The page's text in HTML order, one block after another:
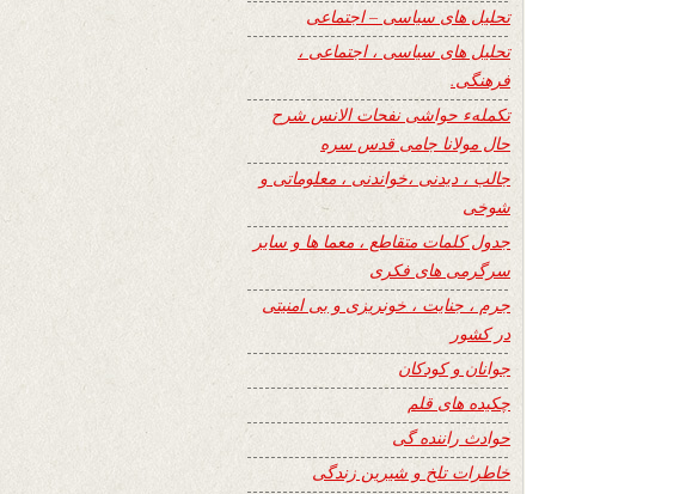
تحلیل های سیاسی – اجتماعی
تحلیل های سیاسی ، اجتماعی ،
فرهنگی.
تکملهء حواشی نفحات الانس شرح
حال مولانا جامی قدس سره
جالب ، دیدنی ،خواندنی ، معلوماتی و
شوخی
جدول کلمات متقاطع ، معما ها و سایر
سرگرمی های فکری
جرم ، جنایت ، خونریزی و بی امنیتی
در کشور
جوانان و کودکان
چکیده های قلم
حوادث راننده گی
خاطرات تلخ و شیرین زندگی